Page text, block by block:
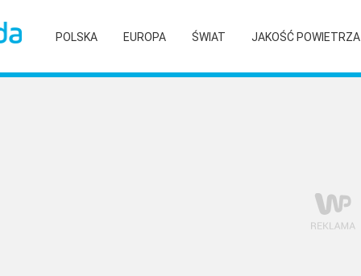
POLSKA EUROPA ŚWIAT JAKOŚĆ POWIETRZA